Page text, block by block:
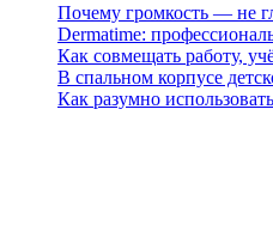
Почему громкость — не
Dermatime:
Как совмещать работу,
В спальном корпусе
Как разумно